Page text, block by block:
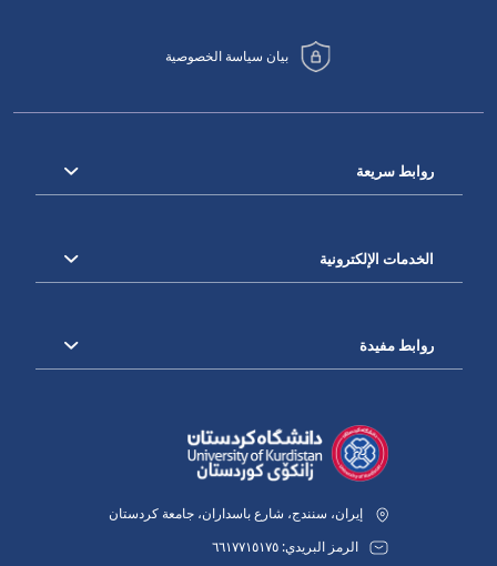
بيان سياسة الخصوصية
روابط سريعة
الخدمات الإلكترونية
روابط مفيدة
إيران، سنندج، شارع باسداران، جامعة كردستان
الرمز البريدي: ٦٦١٧٧١٥١٧٥